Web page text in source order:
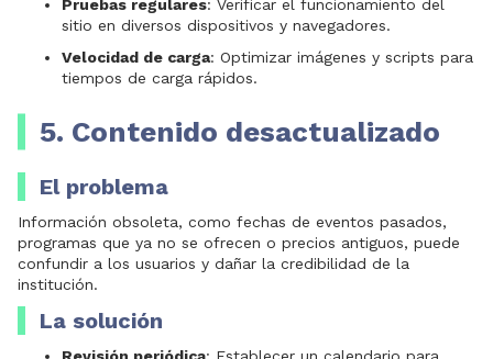
Pruebas regulares: Verificar el funcionamiento del
sitio en diversos dispositivos y navegadores.
Velocidad de carga: Optimizar imágenes y scripts para
tiempos de carga rápidos.
5. Contenido desactualizado
El problema
Información obsoleta, como fechas de eventos pasados,
programas que ya no se ofrecen o precios antiguos, puede
confundir a los usuarios y dañar la credibilidad de la
institución.
La solución
Revisión periódica: Establecer un calendario para